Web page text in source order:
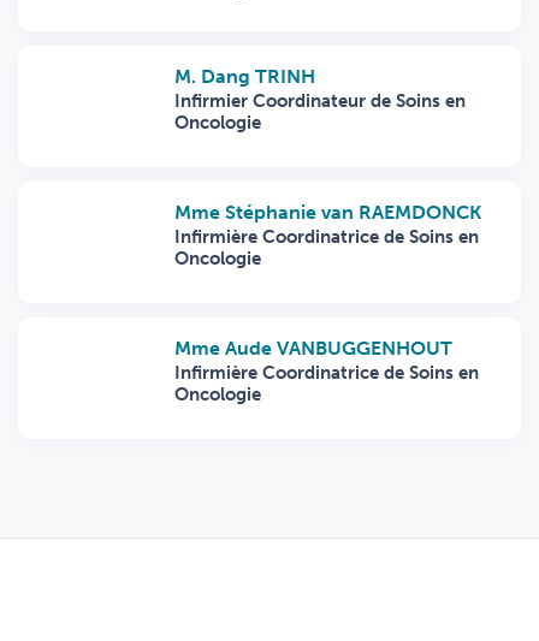
M. Dang TRINH
Infirmier Coordinateur de Soins en
Oncologie
Mme Stéphanie van RAEMDONCK
Infirmière Coordinatrice de Soins en
Oncologie
Mme Aude VANBUGGENHOUT
Infirmière Coordinatrice de Soins en
Oncologie